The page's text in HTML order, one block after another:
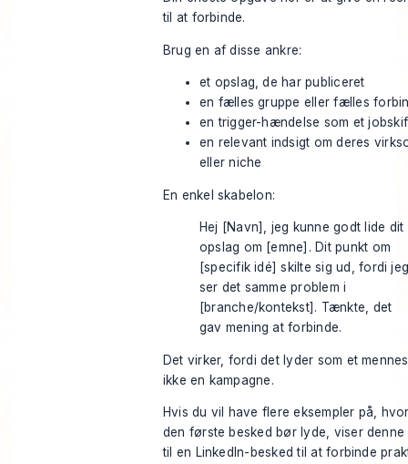
til at forbinde.
Brug en af disse ankre:
et opslag, de har publiceret
en fælles gruppe eller fælles
en trigger-hændelse som et
en relevant indsigt om deres
eller niche
En enkel skabelon:
Hej [Navn], jeg kunne godt lide dit
opslag om [emne]. Dit punkt om
[specifik idé] skilte sig ud, fordi
ser det samme problem i
[branche/kontekst]. Tænkte, det
gav mening at forbinde.
Det virker, fordi det lyder som et
ikke en kampagne.
Hvis du vil have flere eksempler på,
den første besked bør lyde, viser denne
til en LinkedIn-besked til at forbinde